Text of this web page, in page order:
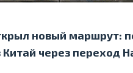
новый маршрут:
Китай через переход